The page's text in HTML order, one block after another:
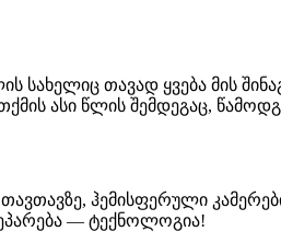
თავად ყვება მის
ასი წლის შემდეგაც,
ჰემისფერული
— ტექნოლოგია!